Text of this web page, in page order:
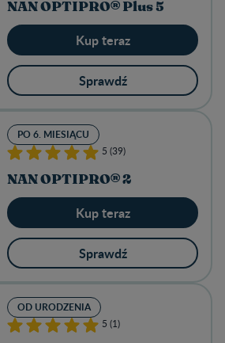
NAN OPTIPRO® Plus 5
Kup teraz
Sprawdź
PO 6. MIESIĄCU
5 (39)
NAN OPTIPRO® 2
Kup teraz
Sprawdź
OD URODZENIA
5 (1)